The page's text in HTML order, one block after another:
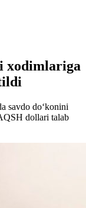
xodimlariga
savdo do‘konini
dollari talab